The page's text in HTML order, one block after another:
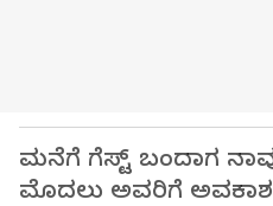
ಮನೆಗೆ ಗೆಸ್ಟ್ ಬಂದಾಗ
ಮೊದಲು ಅವರಿಗೆ ಅವಕಾಶ